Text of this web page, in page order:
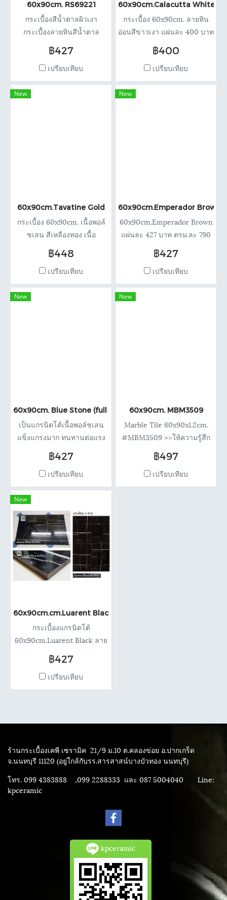
60x90cm. RS69221
กระเบื้องสีน้ำตาลผิวเงา
กระเบื้องลายหินสีน้ำตาล
Emperador brown 60x90cm.
฿427
เปรียบเทียบ
60x90cm.Calacutta White
กระเบื้อง 60x90cm. ลายหิน
อ่อนสีขาวเงา แผ่นละ 400 บาท
ตรม.ละ 739 บาท
฿400
เปรียบเทียบ
New
60x90cm.Tavatine Gold
กระเบื้อง 60x90cm. เนื้อพอล์
ชเลน สีเหลืองทอง เนื้อ
แข็งแกร่ง คุณภาพสูง แผ่นละ
448 บาท ตรม.ละ 829 บาท
฿448
เปรียบเทียบ
New
60x90cm.Emperador Brown
60x90cm.Emperador Brown
แผ่นละ 427 บาท ตรม.ละ 790
฿427
เปรียบเทียบ
New
60x90cm. Blue Stone (full body)
เป็นแกรนิตโต้เนื้อพอล์ชเลน
แข็งแกร่งมาก ทนทานต่อแรง
กระแทก ป้องก้นรอยขีดข่วน
คุณภาพล้วน แผ่นละ 427 บาท
ตรม.ละ 790 บาท
฿427
เปรียบเทียบ
New
60x90cm. MBM3509
Marble Tile 60x90x1.2cm.
#MBM3509 >>ให้ความรู้สึก
เหมือนปูหินธรรมชาติ เงา สวย
ทน ป้องกันรอยขีดข่วน....♡♡♡
ราคาแผ่นละ 497บาท ตรม.ละ
690 บาท
฿497
เปรียบเทียบ
New
60x90cm.cm.Luarent Black
กระเบื้องแกรนิตโต้
60x90cm.Luarent Black ลาย
หินสีดำ 1กล.= 3แผ่น =
1.62ตรม. ราคา 427 บาทต่อ
แผ่น ราคา 790 ต่อตรม.
฿427
เปรียบเทียบ
ร้านกระเบื้องเคพี เซรามิค 21/9 ม.10 ต.คลองข่อย อ.ปากเกร็ด
จ.นนทบุรี 11120 (อยู่ใกล้กับรร.สารสาสน์บางบัวทอง นนทบุรี)
โทร. 099 4383888 ,099 2288333 และ 087 5004040 Line:
kpceramic
kpceramic